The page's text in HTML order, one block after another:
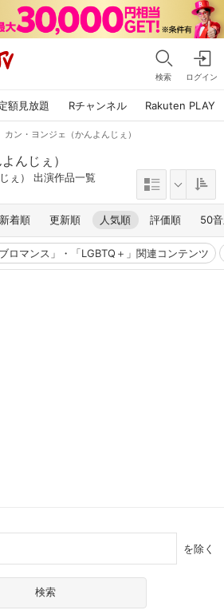
検索 ログイン
額見放題 Rチャンネル Rakuten PLAY
カン・ヨンジェ（かんよんじぇ）
んじぇ）
ぇ） 出演作品一覧
新着順 更新順 人気順 評価順 50
ブロマンス」・「LGBTQ＋」関連コンテンツ
を除く